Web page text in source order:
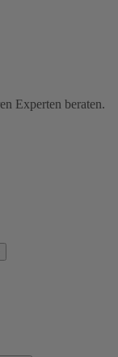
Experten beraten.